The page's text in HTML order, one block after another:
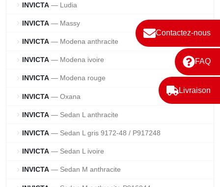
Contactez-nous
FAQ
Livraison
chevron_right INVICTA — Ludia
chevron_right INVICTA — Massy
chevron_right INVICTA — Modena anthracite
chevron_right INVICTA — Modena ivoire
chevron_right INVICTA — Modena rouge
chevron_right INVICTA — Oxana
chevron_right INVICTA — Sedan L anthracite
chevron_right INVICTA — Sedan L gris 9172-48 / P917248
chevron_right INVICTA — Sedan L ivoire
chevron_right INVICTA — Sedan M anthracite